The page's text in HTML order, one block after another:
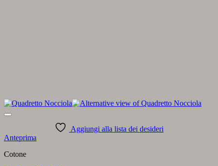
Aggiungi alla lista dei desideri
Anteprima
Cotone